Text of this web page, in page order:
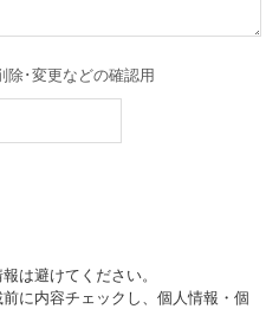
除･変更などの確認用
は避けてください。
に内容チェックし、個人情報・個